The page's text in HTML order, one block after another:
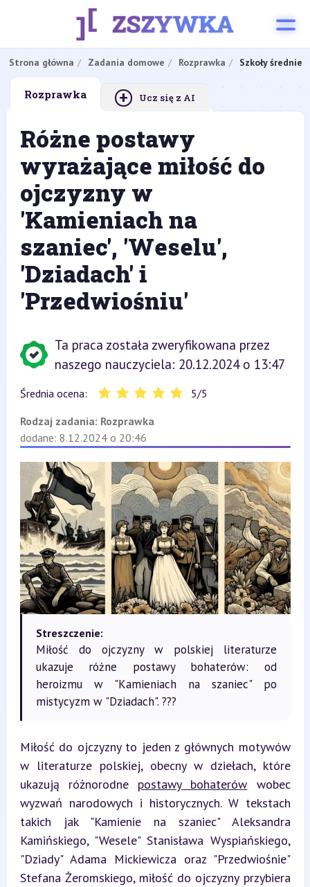
Strona główna Zadania domowe Rozprawka Szkoły średnie
Rozprawka + Ucz się z AI
Różne postawy
wyrażające miłość do
ojczyzny w
'Kamieniach na
szaniec', 'Weselu',
'Dziadach' i
'Przedwiośniu'
Ta praca została zweryfikowana przez
naszego nauczyciela: 20.12.2024 o 13:47
Średnia ocena: 5/5
Rodzaj zadania: Rozprawka
dodane: 8.12.2024 o 20:46
Streszczenie:
Miłość do ojczyzny w polskiej literaturze
ukazuje różne postawy bohaterów: od
heroizmu w "Kamieniach na szaniec" po
mistycyzm w "Dziadach". ???
Miłość do ojczyzny to jeden z głównych motywów
w literaturze polskiej, obecny w dziełach, które
ukazują różnorodne postawy bohaterów wobec
wyzwań narodowych i historycznych. W tekstach
takich jak "Kamienie na szaniec" Aleksandra
Kamińskiego, "Wesele" Stanisława Wyspiańskiego,
"Dziady" Adama Mickiewicza oraz "Przedwiośnie"
Stefana Żeromskiego, miłość do ojczyzny przybiera